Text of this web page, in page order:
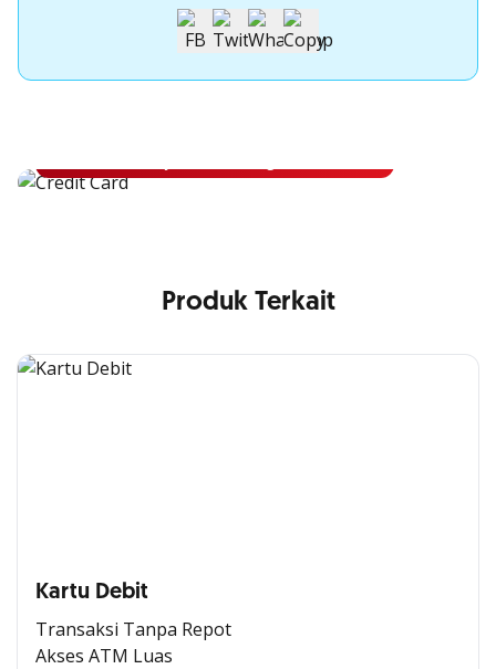
Apply Kartu Kredit OCBC
Produk Terkait
Kartu Debit
Transaksi Tanpa Repot
Akses ATM Luas